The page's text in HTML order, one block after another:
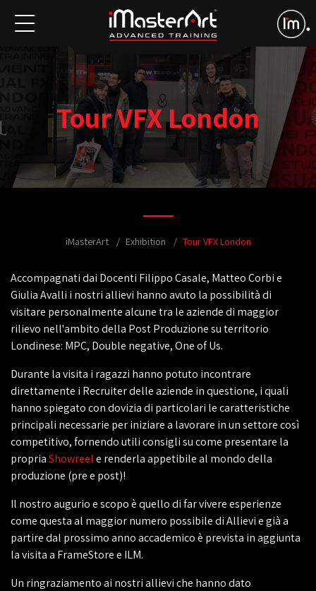
Tour VFX London
iMasterArt Exhibition Tour VFX London
Accompagnati dai Docenti Filippo Casale, Matteo Corbi e
Giulia Avalli i nostri allievi hanno avuto la possibilità di
visitare personalmente alcune tra le aziende di maggior
rilievo nell'ambito della Post Produzione su territorio
Londinese: MPC, Double negative, One of Us.
Durante la visita i ragazzi hanno potuto incontrare
direttamente i Recruiter delle aziende in questione, i quali
hanno spiegato con dovizia di particolari le caratteristiche
principali necessarie per iniziare a lavorare in un settore così
competitivo, fornendo utili consigli su come presentare la
propriaShowreele renderla appetibile al mondo della
produzione (pre e post)!
Il nostro augurio e scopo è quello di far vivere esperienze
come questa al maggior numero possibile di Allievi e già a
partire dal prossimo anno accademico è prevista in aggiunta
la visita a FrameStore e ILM.
Un ringraziamento ai nostri allievi che hanno dato